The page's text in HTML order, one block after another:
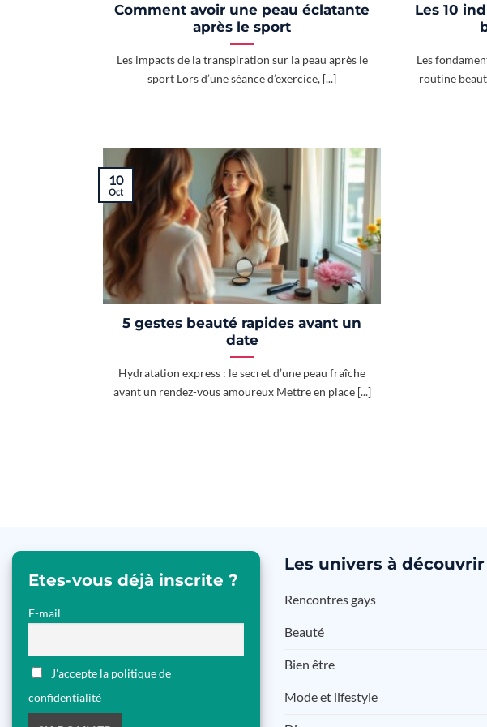
Comment avoir une peau éclatante
après le sport
Les impacts de la transpiration sur la peau après le
sport Lors d’une séance d’exercice, [...]
Les 10
Les
routine
5 gestes beauté rapides avant un
date
Hydratation express : le secret d’une peau fraîche
avant un rendez-vous amoureux Mettre en place [...]
10
Oct
Etes-vous déjà inscrite ?
E-mail
J'accepte la politique de
confidentialité
Les univers à découvrir
Rencontres gays
Beauté
Bien être
Mode et lifestyle